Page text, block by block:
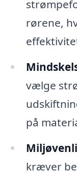
rørene,
vælge
på
kræver